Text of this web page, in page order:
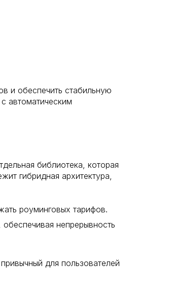
и обеспечить стабильную
автоматическим
библиотека, которая
гибридная архитектура,
роуминговых тарифов.
непрерывность
для пользователей